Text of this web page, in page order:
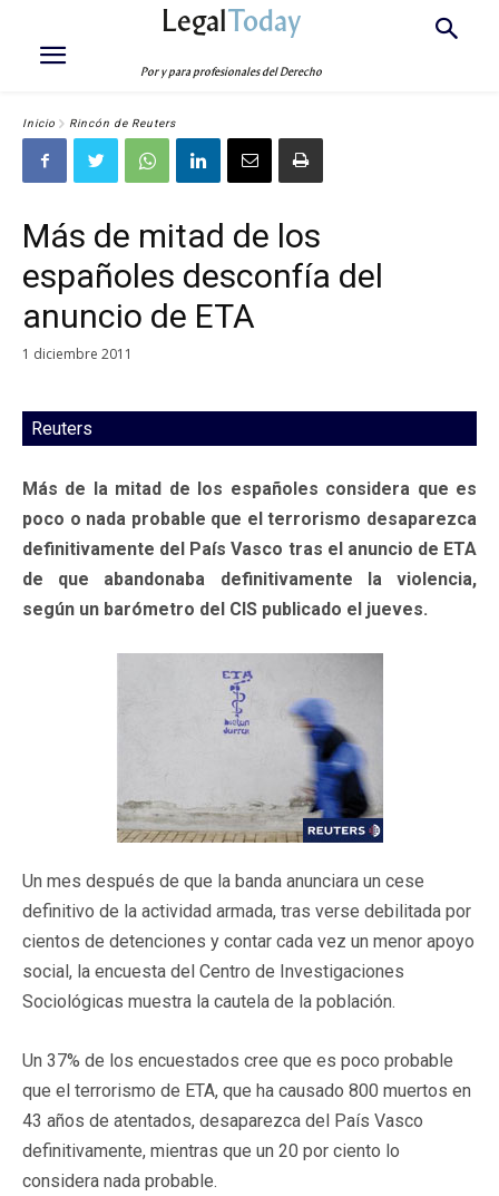
LegalToday
Por y para profesionales del Derecho
Inicio Rincón de Reuters
Más de mitad de los
españoles desconfía del
anuncio de ETA
1 diciembre 2011
Reuters
Más de la mitad de los españoles considera que es
poco o nada probable que el terrorismo desaparezca
definitivamente del País Vasco tras el anuncio de ETA
de que abandonaba definitivamente la violencia,
según un barómetro del CIS publicado el jueves.
Un mes después de que la banda anunciara un cese
definitivo de la actividad armada, tras verse debilitada por
cientos de detenciones y contar cada vez un menor apoyo
social, la encuesta del Centro de Investigaciones
Sociológicas muestra la cautela de la población.
Un 37% de los encuestados cree que es poco probable
que el terrorismo de ETA, que ha causado 800 muertos en
43 años de atentados, desaparezca del País Vasco
definitivamente, mientras que un 20 por ciento lo
considera nada probable.